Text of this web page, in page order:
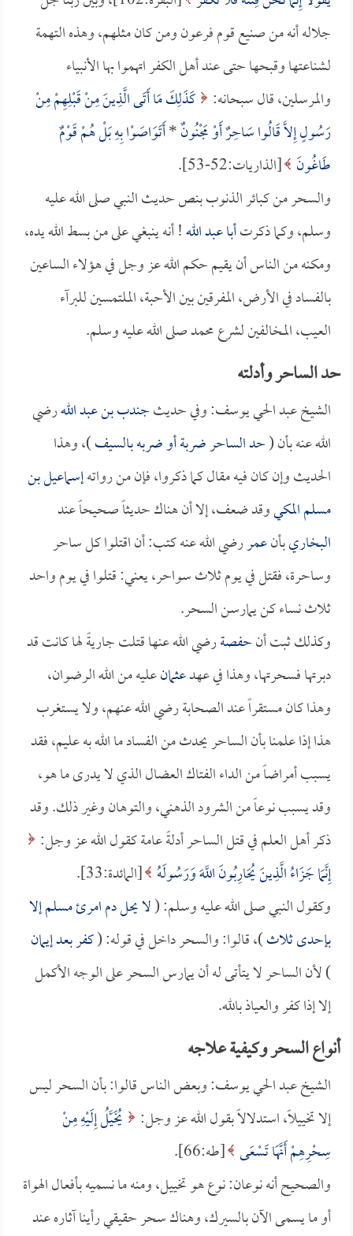
جلاله أنه من صنيع قوم فرعون ومن كان مثلهم، وهذه التهمة
لشناعتها وقبحها حتى عند أهل الكفر اتهموا بها الأنبياء
والمرسلين، قال سبحانه: كَذَلِكَ مَا أَتَى الَّذِينَ مِنْ قَبْلِهِمْ مِنْ
رَسُولٍ إِلاَّ قَالُوا سَاحِرٌ أَوْ مَجْنُونٌ*أَتَوَاصَوْا بِهِ بَلْ هُمْ قَوْمٌ
طَاغُونَ [الذاريات:52-53].
والسحر من كبائر الذنوب بنص حديث النبي صلى الله عليه
وسلم، وكما ذكرتأبا عبد الله! أنه ينبغي على من بسط الله يده،
ومكنه من الناس أن يقيم حكم الله عز وجل في هؤلاء الساعين
بالفساد في الأرض، المفرقين بين الأحبة، الملتمسين للبرآء
العيب، المخالفين لشرع محمد صلى الله عليه وسلم.
حد الساحر وأدلته
الشيخ عبد الحي يوسف: وفي حديثجندب بن عبد اللهرضي
الله عنه بأن (حد الساحر ضربة أو ضربه بالسيف)، وهذا
الحديث وإن كان فيه مقال كما ذكروا، فإن من رواتهإسماعيل بن
مسلم المكيوقد ضعف، إلا أن هناك حديثاً صحيحاً عند
البخاريبأنعمررضي الله عنه كتب: أن اقتلوا كل ساحر
وساحرة، فقتل في يوم ثلاث سواحر، يعني: قتلوا في يوم واحد
ثلاث نساء كن يمارسن السحر.
وكذلك ثبت أنحفصةرضي الله عنها قتلت جاريةً لها كانت قد
دبرتها فسحرتها، وهذا في عهدعثمانعليه من الله الرضوان،
وهذا كان مستقراً عند الصحابة رضي الله عنهم، ولا يستغرب
هذا إذا علمنا بأن الساحر يحدث من الفساد ما الله به عليم، فقد
يسبب أمراضاً من الداء الفتاك العضال الذي لا يدرى ما هو،
وقد يسبب نوعاً من الشرود الذهني، والتوهان وغير ذلك. وقد
ذكر أهل العلم في قتل الساحر أدلةً عامة كقول الله عز وجل:
إِنَّمَا جَزَاءُ الَّذِينَ يُحَارِبُونَ اللَّهَ وَرَسُولَهُ [المائدة:33].
وكقول النبي صلى الله عليه وسلم: (لا يحل دم امرئ مسلم إلا
بإحدى ثلاث)، قالوا: والسحر داخل في قوله: (كفر بعد إيمان
) لأن الساحر لا يتأتى له أن يمارس السحر على الوجه الأكمل
إلا إذا كفر والعياذ بالله.
أنواع السحر وكيفية علاجه
الشيخ عبد الحي يوسف: وبعض الناس قالوا: بأن السحر ليس
إلا تخييلاً، استدلالاً بقول الله عز وجل:
يُخَيَّلُ إِلَيْهِ مِنْ
سِحْرِهِمْ أَنَّهَا تَسْعَى [طه:66].
والصحيح أنه نوعان: نوع هو تخييل، ومنه ما نسميه بأفعال الهواة
أو ما يسمى الآن بالسيرك، وهناك سحر حقيقي رأينا آثاره عند